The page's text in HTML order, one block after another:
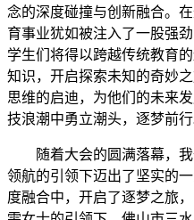
念的深度碰撞与创新融合。
育事业犹如被注入了一股强
学生们将得以跨越传统教育
知识，开启探索未知的奇妙
思维的启迪，为他们的未来
技浪潮中勇立潮头，逐梦前行
随着大会的圆满落幕，我
领航的引领下迈出了坚实的
度融合中，开启了逐梦之旅